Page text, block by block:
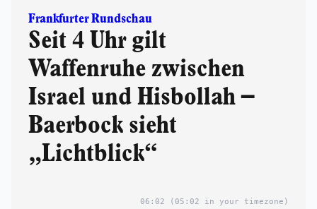
Frankfurter Rundschau
Seit 4 Uhr gilt
Waffenruhe zwischen
Israel und Hisbollah –
Baerbock sieht
„Lichtblick“
06:02 (05:02 in your timezone)